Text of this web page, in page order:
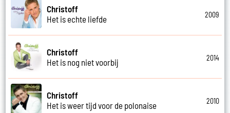
Christoff
Het is echte liefde
2009
Christoff
Het is nog niet voorbij
2014
Christoff
Het is weer tijd voor de polonaise
2010